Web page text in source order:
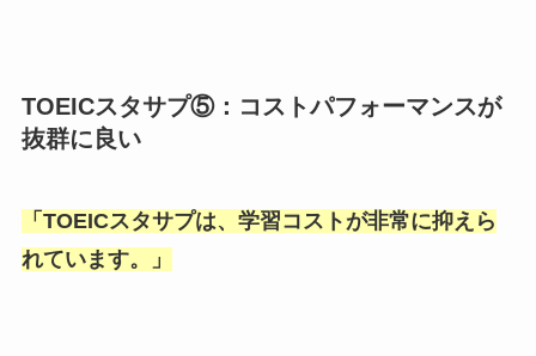
TOEICスタサプ⑤：コストパフォーマンスが
抜群に良い
「 TOEICスタサプは、学習コストが非常に抑えら
れています。
」